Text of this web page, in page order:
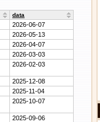
data
2026-06-07
2026-05-13
2026-04-07
2026-03-03
2026-02-03
2025-12-08
2025-11-04
2025-10-07
2025-09-06